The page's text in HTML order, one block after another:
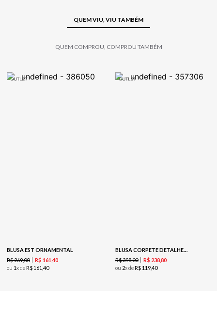
QUEM VIU, VIU TAMBÉM
QUEM COMPROU, COMPROU TAMBÉM
BLUSA EST ORNAMENTAL
R$269,00 R$ 161 40
ou 1x deR$ 161 40
BLUSA CORPETE DETALHE V - VINHO
R$398,00 R$ 23880
ou 2x deR$ 11940